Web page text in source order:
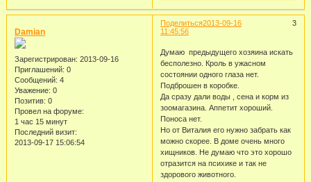
Поделиться 3
2013-09-16
11:45:56
Damian
Зарегистрирован: 2013-09-16
Приглашений: 0
Сообщений: 4
Уважение: 0
Позитив: 0
Провел на форуме:
1 час 15 минут
Последний визит:
2013-09-17 15:06:54
Думаю предыдущего хозяина искать
бесполезно. Кроль в ужасном
состоянии одного глаза нет.
Подброшен в коробке.
Да сразу дали воды , сена и корм из
зоомагазина. Аппетит хороший.
Поноса нет.
Но от Виталия его нужно забрать как
можно скорее. В доме очень много
хищников. Не думаю что это хорошо
отразится на психике и так не
здорового животного.